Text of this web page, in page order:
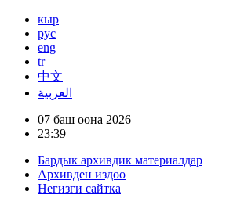
кыр
рус
eng
tr
中文
العربية
07 баш оона 2026
23:39
Бардык архивдик материалдар
Архивден издөө
Негизги сайтка